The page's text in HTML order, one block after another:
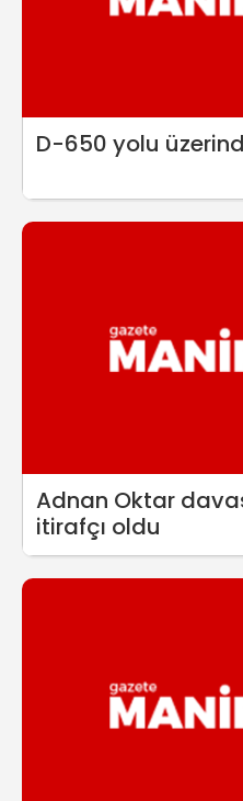
D-650 yolu
Adnan Oktar
itirafçı oldu